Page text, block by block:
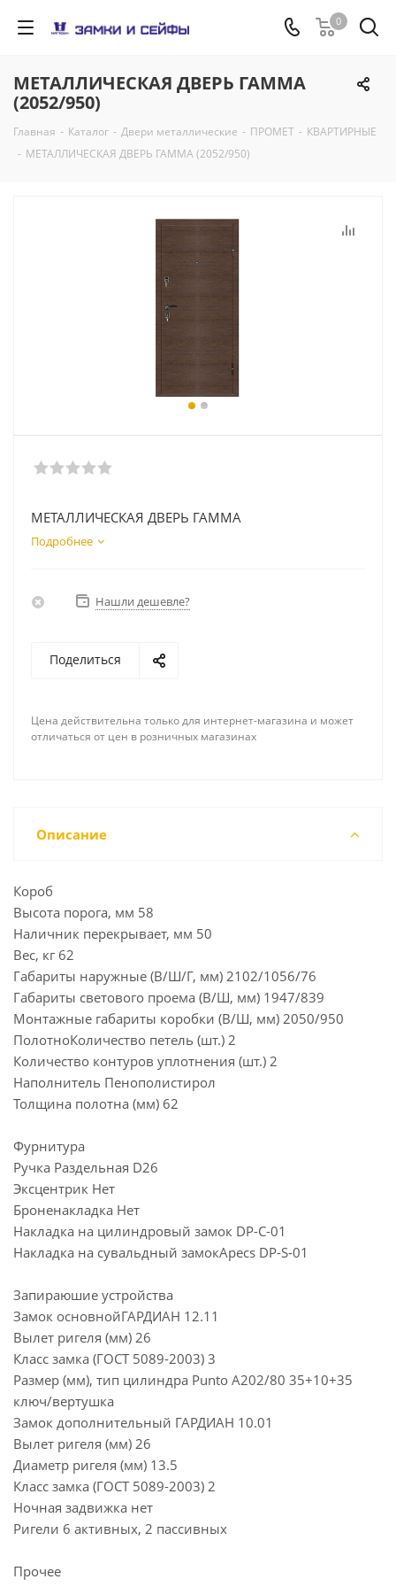
0
МЕТАЛЛИЧЕСКАЯ ДВЕРЬ ГАММА
(2052/950)
Главная - Каталог - Двери металлические - ПРОМЕТ - КВАРТИРНЫЕ
- МЕТАЛЛИЧЕСКАЯ ДВЕРЬ ГАММА (2052/950)
МЕТАЛЛИЧЕСКАЯ ДВЕРЬ ГАММА
Подробнее
Нашли дешевле?
Поделиться
Цена действительна только для интернет-магазина и может
отличаться от цен в розничных магазинах
Описание
Короб
Высота порога, мм 58
Наличник перекрывает, мм 50
Вес, кг 62
Габариты наружные (В/Ш/Г, мм) 2102/1056/76
Габариты светового проема (В/Ш, мм) 1947/839
Монтажные габариты коробки (В/Ш, мм) 2050/950
ПолотноКоличество петель (шт.) 2
Количество контуров уплотнения (шт.) 2
Наполнитель Пенополистирол
Толщина полотна (мм) 62
Фурнитура
Ручка Раздельная D26
Эксцентрик Нет
Броненакладка Нет
Накладка на цилиндровый замок DP-C-01
Накладка на сувальдный замокApecs DP-S-01
Запираюшие устройства
Замок основнойГАРДИАН 12.11
Вылет ригеля (мм) 26
Класс замка (ГОСТ 5089-2003) 3
Размер (мм), тип цилиндра Punto A202/80 35+10+35
ключ/вертушка
Замок дополнительный ГАРДИАН 10.01
Вылет ригеля (мм) 26
Диаметр ригеля (мм) 13.5
Класс замка (ГОСТ 5089-2003) 2
Ночная задвижка нет
Ригели 6 активных, 2 пассивных
Прочее